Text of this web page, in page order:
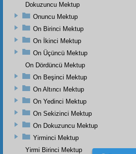
Dokuzuncu Mektup
Onuncu Mektup
On Birinci Mektup
On İkinci Mektup
On Üçüncü Mektup
On Dördüncü Mektup
On Beşinci Mektup
On Altıncı Mektup
On Yedinci Mektup
On Sekizinci Mektup
On Dokuzuncu Mektup
Yirminci Mektup
Yirmi Birinci Mektup